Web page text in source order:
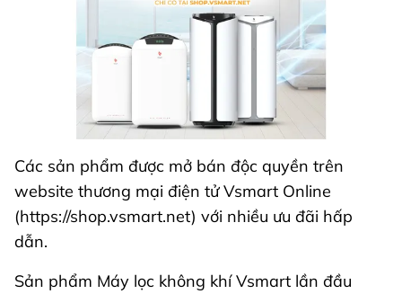
Các sản phẩm được mở bán độc quyền trên
website thương mại điện tử Vsmart Online
(https://shop.vsmart.net) với nhiều ưu đãi hấp
dẫn.
Sản phẩm Máy lọc không khí Vsmart lần đầu